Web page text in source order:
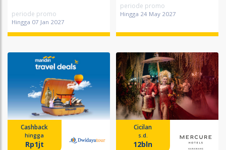
periode promo
Hingga 07 Jan 2027
periode promo
Hingga 24 May 2027
Cashback
hingga
Rp1jt
Cicilan
s.d.
12bln